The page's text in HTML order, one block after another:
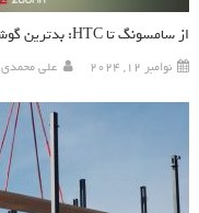
از سامسونگ تا HTC: بدترین گوشی‌های اندرویدی تاریخ_فرنگی
نوامبر 12, 2024 علی محمدی